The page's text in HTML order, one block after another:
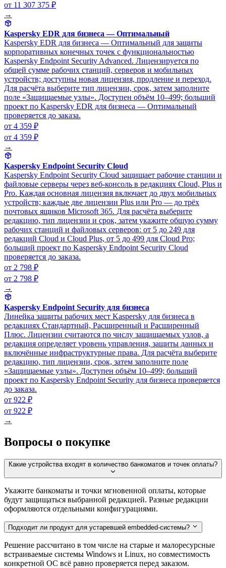
от 11 307 375 ₽
→
Kaspersky EDR для бизнеса — Оптимальный
Kaspersky EDR для бизнеса — Оптимальный для защиты
корпоративных конечных точек с функциональностью
Kaspersky Endpoint Security Advanced. Лицензируется по
общей сумме рабочих станций, серверов и мобильных
устройств; доступны новая лицензия, продление и переход.
Для расчёта выберите тип лицензии, срок, затем заполните
поле «Защищаемые узлы». Доступен объём 10–499; больший
проект по Kaspersky EDR для бизнеса — Оптимальный
проверяется до заказа.
от 4 359 ₽
от 4 359 ₽
→
Kaspersky Endpoint Security Cloud
Kaspersky Endpoint Security Cloud защищает рабочие станции и
файловые серверы через веб-консоль в редакциях Cloud, Plus и
Pro. Каждая основная лицензия включает до двух мобильных
устройств; каждые две лицензии Plus или Pro — до трёх
почтовых ящиков Microsoft 365. Для расчёта выберите
редакцию, тип лицензии и срок, затем укажите общую сумму
рабочих станций и файловых серверов: от 5 до 249 для
редакций Cloud и Cloud Plus, от 5 до 499 для Cloud Pro;
больший проект по Kaspersky Endpoint Security Cloud
проверяется до заказа.
от 2 798 ₽
от 2 798 ₽
→
Kaspersky Endpoint Security для бизнеса
Линейка защиты рабочих мест Kaspersky для бизнеса в
редакциях Стандартный, Расширенный и Расширенный
Плюс. Лицензии считаются по числу защищаемых узлов, а
редакция определяет уровень управления, защиты данных и
включённые инфраструктурные права. Для расчёта выберите
редакцию, тип лицензии, срок, затем заполните поле
«Защищаемые узлы». Доступен объём 10–499; больший
проект по Kaspersky Endpoint Security для бизнеса проверяется
до заказа.
от 922 ₽
от 922 ₽
→
Вопросы о покупке
Какие устройства входят в количество банкоматов и точек оплаты?
Укажите банкоматы и точки мгновенной оплаты, которые
будут защищаться выбранной редакцией. Разные редакции
оформляются отдельными конфигурациями.
Подходит ли продукт для устаревшей embedded-системы?
Решение рассчитано в том числе на старые и малоресурсные
встраиваемые системы Windows и Linux, но совместимость
конкретной ОС всё равно проверяется перед заказом.